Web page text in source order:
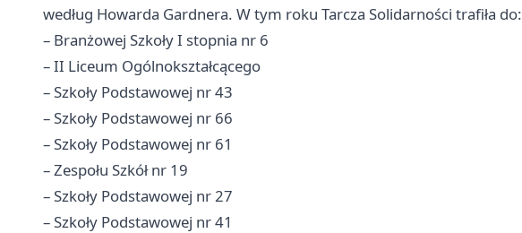
według Howarda Gardnera. W tym roku Tarcza Solidarności trafiła do:
– Branżowej Szkoły I stopnia nr 6
– II Liceum Ogólnokształcącego
– Szkoły Podstawowej nr 43
– Szkoły Podstawowej nr 66
– Szkoły Podstawowej nr 61
– Zespołu Szkół nr 19
– Szkoły Podstawowej nr 27
– Szkoły Podstawowej nr 41